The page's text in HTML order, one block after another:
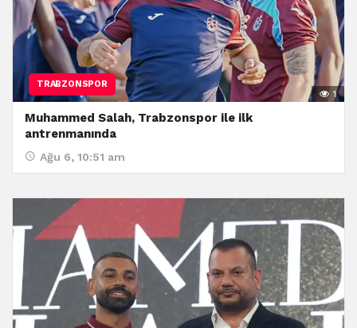
TRABZONSPOR
1
Muhammed Salah, Trabzonspor ile ilk
antrenmanında
Ağu 6, 10:51 am